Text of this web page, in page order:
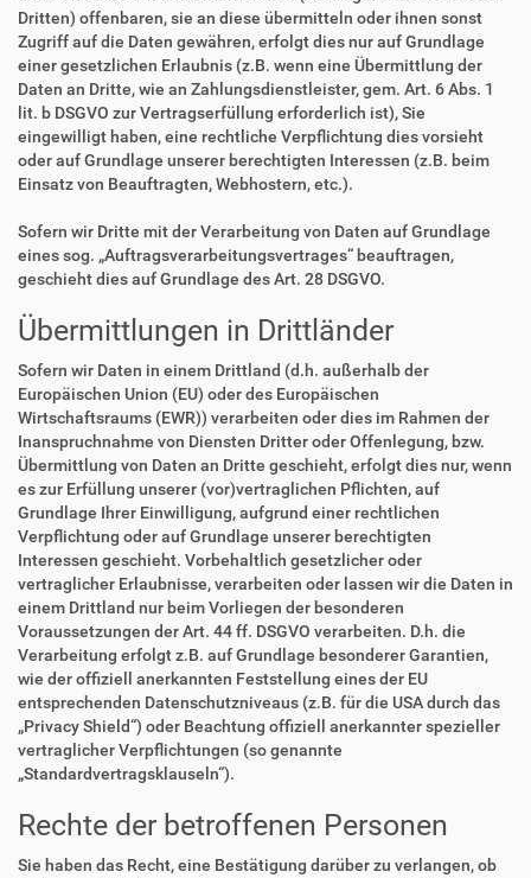
Dritten) offenbaren, sie an diese übermitteln oder ihnen sonst
Zugriff auf die Daten gewähren, erfolgt dies nur auf Grundlage
einer gesetzlichen Erlaubnis (z.B. wenn eine Übermittlung der
Daten an Dritte, wie an Zahlungsdienstleister, gem. Art. 6 Abs. 1
lit. b DSGVO zur Vertragserfüllung erforderlich ist), Sie
eingewilligt haben, eine rechtliche Verpflichtung dies vorsieht
oder auf Grundlage unserer berechtigten Interessen (z.B. beim
Einsatz von Beauftragten, Webhostern, etc.).
Sofern wir Dritte mit der Verarbeitung von Daten auf Grundlage
eines sog. „Auftragsverarbeitungsvertrages“ beauftragen,
geschieht dies auf Grundlage des Art. 28 DSGVO.
Übermittlungen in Drittländer
Sofern wir Daten in einem Drittland (d.h. außerhalb der
Europäischen Union (EU) oder des Europäischen
Wirtschaftsraums (EWR)) verarbeiten oder dies im Rahmen der
Inanspruchnahme von Diensten Dritter oder Offenlegung, bzw.
Übermittlung von Daten an Dritte geschieht, erfolgt dies nur, wenn
es zur Erfüllung unserer (vor)vertraglichen Pflichten, auf
Grundlage Ihrer Einwilligung, aufgrund einer rechtlichen
Verpflichtung oder auf Grundlage unserer berechtigten
Interessen geschieht. Vorbehaltlich gesetzlicher oder
vertraglicher Erlaubnisse, verarbeiten oder lassen wir die Daten in
einem Drittland nur beim Vorliegen der besonderen
Voraussetzungen der Art. 44 ff. DSGVO verarbeiten. D.h. die
Verarbeitung erfolgt z.B. auf Grundlage besonderer Garantien,
wie der offiziell anerkannten Feststellung eines der EU
entsprechenden Datenschutzniveaus (z.B. für die USA durch das
„Privacy Shield“) oder Beachtung offiziell anerkannter spezieller
vertraglicher Verpflichtungen (so genannte
„Standardvertragsklauseln“).
Rechte der betroffenen Personen
Sie haben das Recht, eine Bestätigung darüber zu verlangen, ob